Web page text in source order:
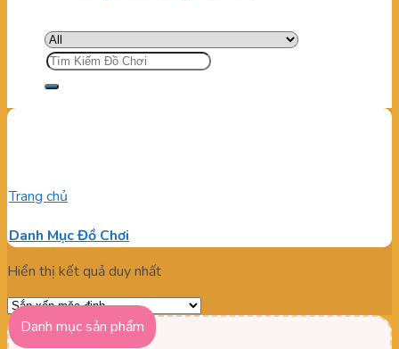
Tìm
kiếm:
Trang chủ
Danh Mục Đồ Chơi
Hiển thị kết quả duy nhất
Danh mục sản phẩm